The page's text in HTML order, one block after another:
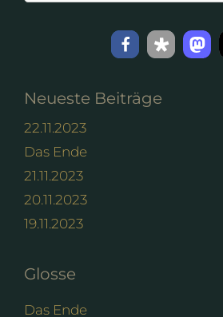
Neueste Beiträge
22.11.2023
Das Ende
21.11.2023
20.11.2023
19.11.2023
Glosse
Das Ende